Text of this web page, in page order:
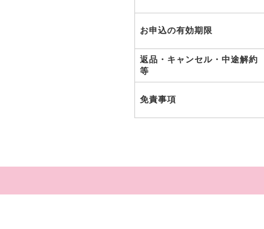
お申込の有効期限
返品・キャンセル・中途解約
等
免責事項